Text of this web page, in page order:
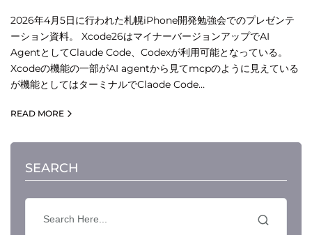
2026年4月5日に行われた札幌iPhone開発勉強会でのプレゼンテ
ーション資料。 Xcode26はマイナーバージョンアップでAI
AgentとしてClaude Code、Codexが利用可能となっている。
Xcodeの機能の一部がAI agentから見てmcpのように見えている
が機能としてはターミナルでClaode Code…
READ MORE
SEARCH